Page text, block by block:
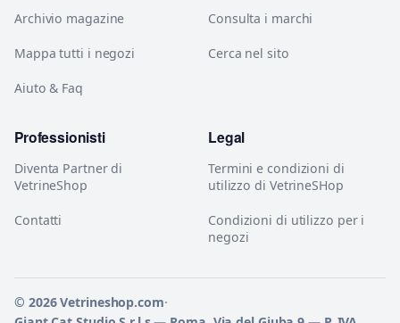
Archivio magazine
Mappa tutti i negozi
Aiuto & Faq
Consulta i marchi
Cerca nel sito
Professionisti
Diventa Partner di
VetrineShop
Contatti
Legal
Termini e condizioni di
utilizzo di VetrineSHop
Condizioni di utilizzo per i
negozi
© 2026 Vetrineshop.com·